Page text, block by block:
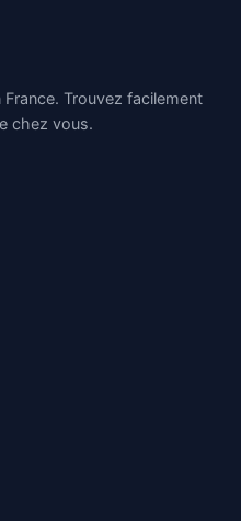
Trouvez facilement
chez vous.